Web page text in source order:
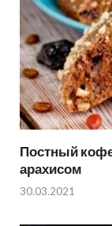
Постный
арахисом
30.03.2021